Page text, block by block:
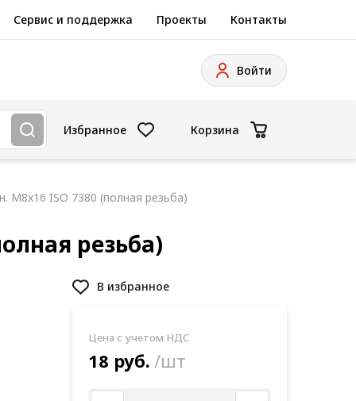
Сервис и поддержка Проекты Контакты
Войти
Избранное Корзина
М8x16 ISO 7380 (полная резьба)
резьба)
В избранное
Цена с учетом НДС
18 руб. /шт